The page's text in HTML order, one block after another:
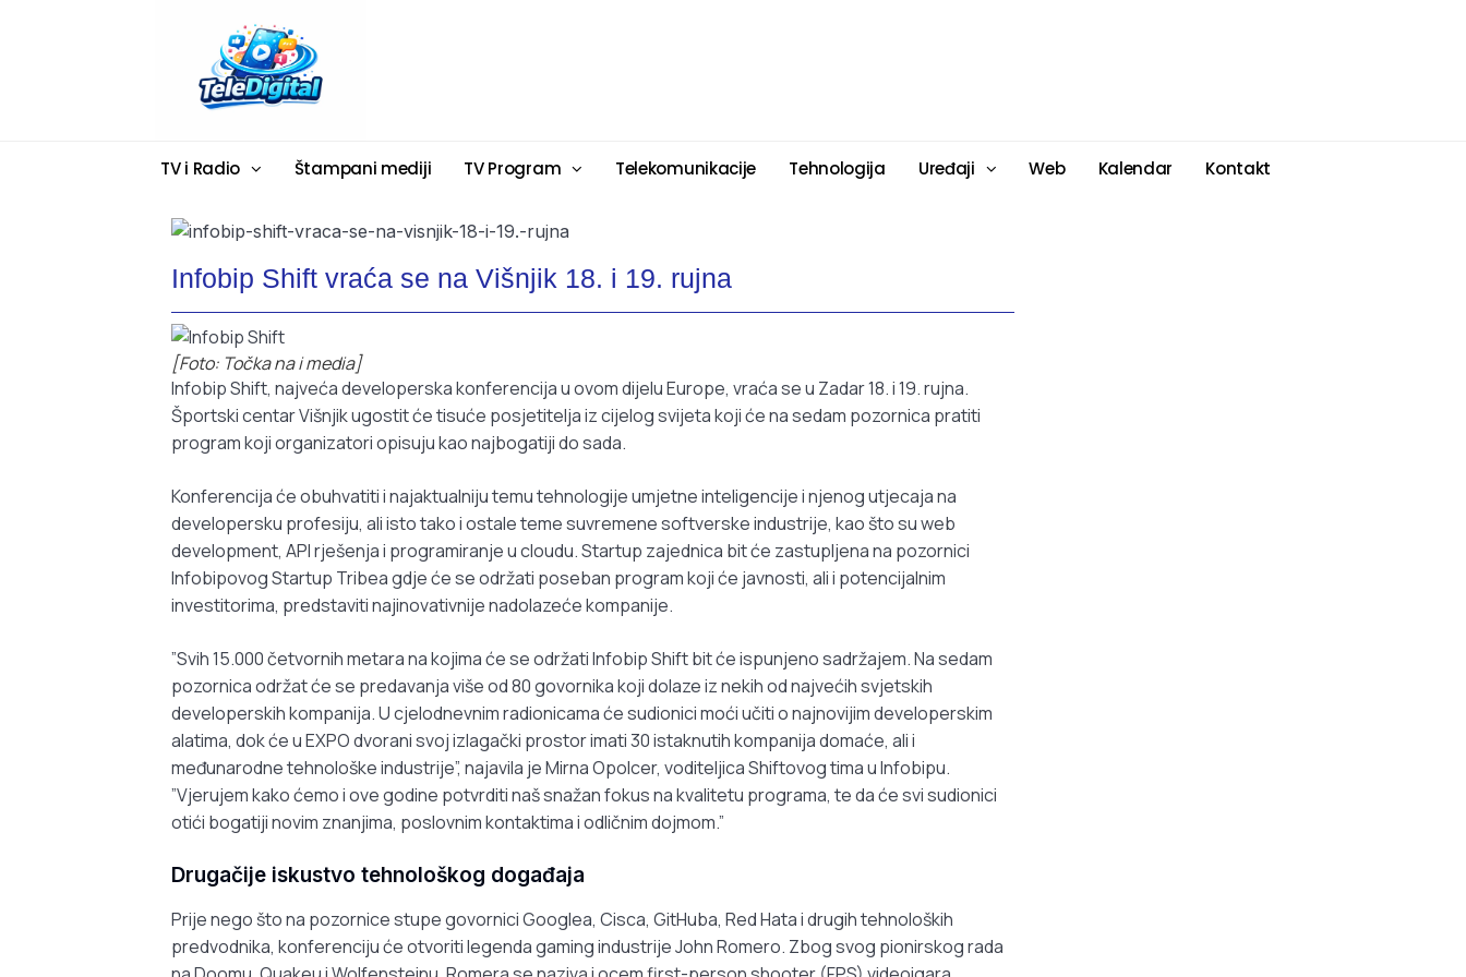
TV i Radio Štampani mediji TV Program Telekomunikacije Tehnologija Uređaji Web Kalendar Kontakt
Infobip Shift vraća se na Višnjik 18. i 19. rujna
[Foto: Točka na i media]
Infobip Shift, najveća developerska konferencija u ovom dijelu Europe, vraća se u Zadar 18. i 19. rujna.
Športski centar Višnjik ugostit će tisuće posjetitelja iz cijelog svijeta koji će na sedam pozornica pratiti
program koji organizatori opisuju kao najbogatiji do sada.
Konferencija će obuhvatiti i najaktualniju temu tehnologije umjetne inteligencije i njenog utjecaja na
developersku profesiju, ali isto tako i ostale teme suvremene softverske industrije, kao što su web
development, API rješenja i programiranje u cloudu. Startup zajednica bit će zastupljena na pozornici
Infobipovog Startup Tribea gdje će se održati poseban program koji će javnosti, ali i potencijalnim
investitorima, predstaviti najinovativnije nadolazeće kompanije.
”Svih 15.000 četvornih metara na kojima će se održati Infobip Shift bit će ispunjeno sadržajem. Na sedam
pozornica održat će se predavanja više od 80 govornika koji dolaze iz nekih od najvećih svjetskih
developerskih kompanija. U cjelodnevnim radionicama će sudionici moći učiti o najnovijim developerskim
alatima, dok će u EXPO dvorani svoj izlagački prostor imati 30 istaknutih kompanija domaće, ali i
međunarodne tehnološke industrije”, najavila je Mirna Opolcer, voditeljica Shiftovog tima u Infobipu.
”Vjerujem kako ćemo i ove godine potvrditi naš snažan fokus na kvalitetu programa, te da će svi sudionici
otići bogatiji novim znanjima, poslovnim kontaktima i odličnim dojmom.”
Drugačije iskustvo tehnološkog događaja
Prije nego što na pozornice stupe govornici Googlea, Cisca, GitHuba, Red Hata i drugih tehnoloških
predvodnika, konferenciju će otvoriti legenda gaming industrije John Romero. Zbog svog pionirskog rada